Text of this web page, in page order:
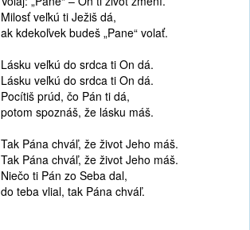
Milosť veľkú ti Ježiš dá,
ak kdekoľvek budeš „Pane“ volať.
Lásku veľkú do srdca ti On dá.
Lásku veľkú do srdca ti On dá.
Pocítiš prúd, čo Pán ti dá,
potom spoznáš, že lásku máš.
Tak Pána chváľ, že život Jeho máš.
Tak Pána chváľ, že život Jeho máš.
Niečo ti Pán zo Seba dal,
do teba vlial, tak Pána chváľ.